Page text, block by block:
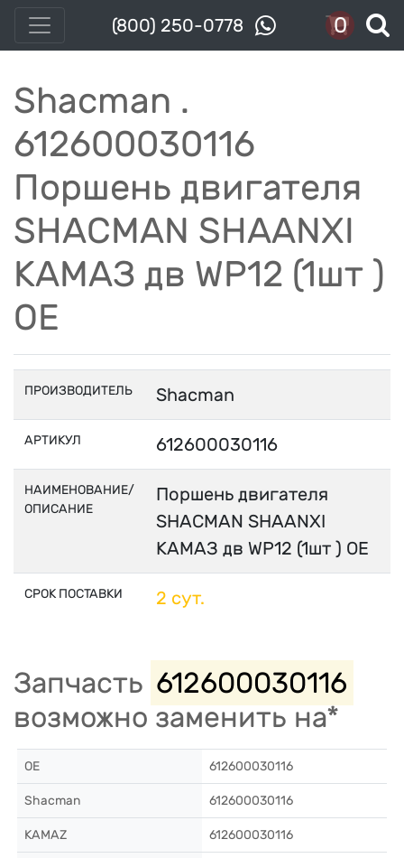
(800) 250-0778 0
Shacman .
612600030116
Поршень двигателя
SHACMAN SHAANXI
КАМАЗ дв WP12 (1шт )
OE
ПРОИЗВОДИТЕЛЬ Shacman
АРТИКУЛ 612600030116
НАИМЕНОВАНИЕ/
ОПИСАНИЕ
Поршень двигателя
SHACMAN SHAANXI
КАМАЗ дв WP12 (1шт ) OE
СРОК ПОСТАВКИ 2 сут.
Запчасть 612600030116
возможно заменить на*
OE 612600030116
Shacman 612600030116
KAMAZ 612600030116